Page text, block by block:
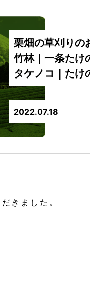
栗畑の草刈りの
竹林｜一条たけ
タケノコ｜たけ
2022.07.18
きました。